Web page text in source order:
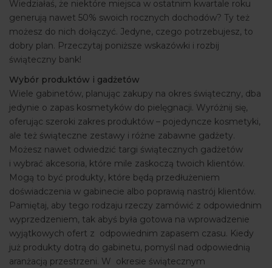
Wiedziałaś, że niektóre miejsca w ostatnim kwartale roku
generują nawet 50% swoich rocznych dochodów? Ty też
możesz do nich dołączyć. Jedyne, czego potrzebujesz, to
dobry plan. Przeczytaj poniższe wskazówki i rozbij
świąteczny bank!
Wybór produktów i gadżetów
Wiele gabinetów, planując zakupy na okres świąteczny, dba
jedynie o zapas kosmetyków do pielęgnacji. Wyróżnij się,
oferując szeroki zakres produktów – pojedyncze kosmetyki,
ale też świąteczne zestawy i różne zabawne gadżety.
Możesz nawet odwiedzić targi świątecznych gadżetów
i wybrać akcesoria, które mile zaskoczą twoich klientów.
Mogą to być produkty, które będą przedłużeniem
doświadczenia w gabinecie albo poprawią nastrój klientów.
Pamiętaj, aby tego rodzaju rzeczy zamówić z odpowiednim
wyprzedzeniem, tak abyś była gotowa na wprowadzenie
wyjątkowych ofert z odpowiednim zapasem czasu. Kiedy
już produkty dotrą do gabinetu, pomyśl nad odpowiednią
aranżacją przestrzeni. W okresie świątecznym